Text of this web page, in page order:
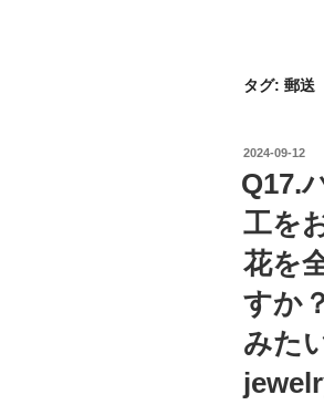
タグ: 郵送
投
日:
2024-09-12
Q17.
工を
花を
すか
みた